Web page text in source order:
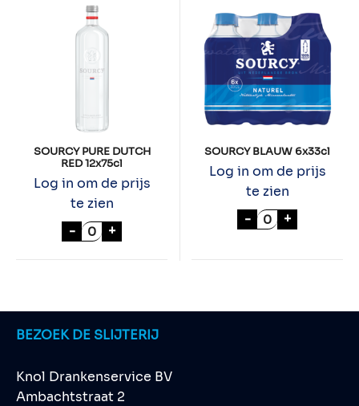
SOURCY PURE DUTCH
RED 12x75cl
Log in om de prijs
te zien
- SOURCY PURE DUTCH RED 12x75cl aantal
+
SOURCY BLAUW 6x33cl
Log in om de prijs
te zien
- SOURCY
+
BEZOEK DE SLIJTERIJ
Knol Drankenservice BV
Ambachtstraat 2